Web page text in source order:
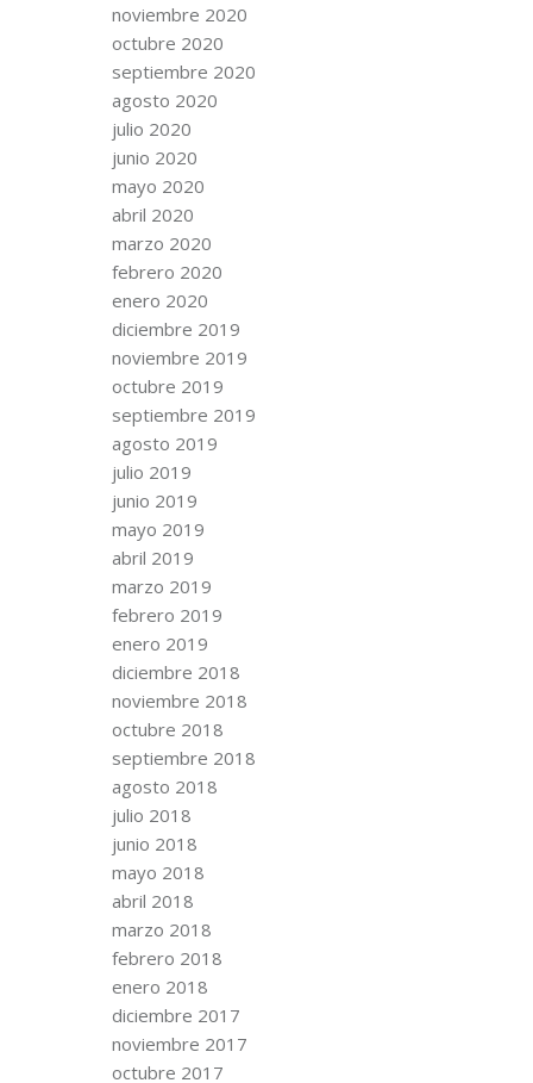
noviembre 2020
octubre 2020
septiembre 2020
agosto 2020
julio 2020
junio 2020
mayo 2020
abril 2020
marzo 2020
febrero 2020
enero 2020
diciembre 2019
noviembre 2019
octubre 2019
septiembre 2019
agosto 2019
julio 2019
junio 2019
mayo 2019
abril 2019
marzo 2019
febrero 2019
enero 2019
diciembre 2018
noviembre 2018
octubre 2018
septiembre 2018
agosto 2018
julio 2018
junio 2018
mayo 2018
abril 2018
marzo 2018
febrero 2018
enero 2018
diciembre 2017
noviembre 2017
octubre 2017